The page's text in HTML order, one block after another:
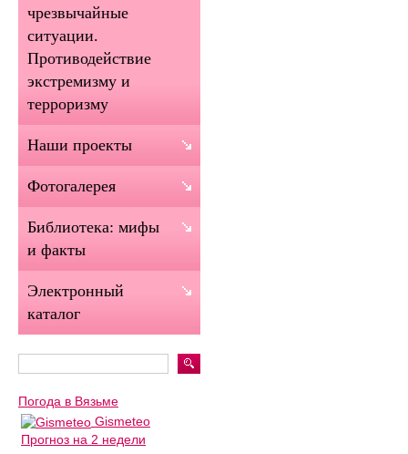
чрезвычайные
ситуации.
Противодействие
экстремизму и
терроризму
Наши проекты
Фотогалерея
Библиотека: мифы
и факты
Электронный
каталог
Погода в Вязьме
Gismeteo
Прогноз на 2 недели